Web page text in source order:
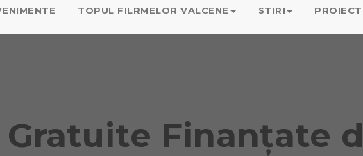
TOPUL FILRMELOR VALCENE STIRI
Gratuite Finanțate